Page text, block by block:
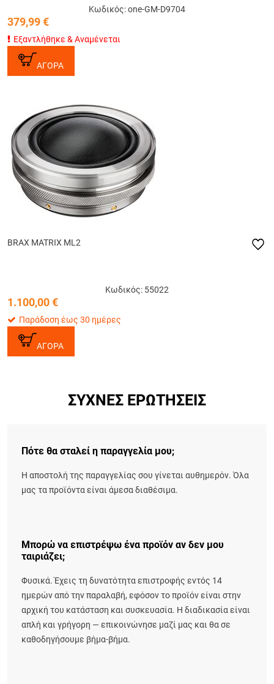
Κωδικός: one-GM-D9704
379,99€
Εξαντλήθηκε & Αναμένεται
ΑΓΟΡΑ
BRAX MATRIX ML2
Κωδικός: 55022
1.100,00€
Παράδοση έως 30 ημέρες
ΑΓΟΡΑ
ΣΥΧΝΈΣ ΕΡΩΤΉΣΕΙΣ
Πότε θα σταλεί η παραγγελία μου;
Η αποστολή της παραγγελίας σου γίνεται αυθημερόν. Όλα
μας τα προϊόντα είναι άμεσα διαθέσιμα.
Μπορώ να επιστρέψω ένα προϊόν αν δεν μου
ταιριάζει;
Φυσικά. Έχεις τη δυνατότητα επιστροφής εντός 14
ημερών από την παραλαβή, εφόσον το προϊόν είναι στην
αρχική του κατάσταση και συσκευασία. Η διαδικασία είναι
απλή και γρήγορη — επικοινώνησε μαζί μας και θα σε
καθοδηγήσουμε βήμα-βήμα.